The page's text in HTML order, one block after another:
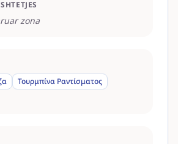
zona
Τουρμπίνα Ραντίσματος